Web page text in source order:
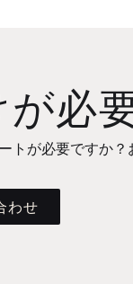
が必
トが必要ですか？
わせ